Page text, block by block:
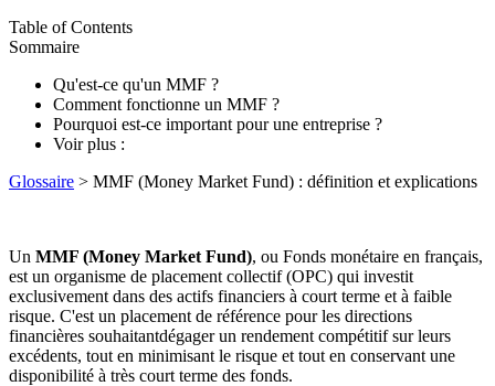
Table of Contents
Sommaire
Qu'est-ce qu'un MMF ?
Comment fonctionne un MMF ?
Pourquoi est-ce important pour une entreprise ?
Voir plus :
Glossaire > MMF (Money Market Fund) : définition et explications
Un MMF (Money Market Fund), ou Fonds monétaire en français,
est un organisme de placement collectif (OPC) qui investit
exclusivement dans des actifs financiers à court terme et à faible
risque. C'est un placement de référence pour les directions
financières souhaitantdégager un rendement compétitif sur leurs
excédents, tout en minimisant le risque et tout en conservant une
disponibilité à très court terme des fonds.